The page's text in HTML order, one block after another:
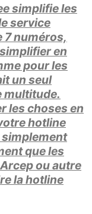
simplifie les
service
7 numéros,
en
pour les
un seul
multitude.
les choses en
hotline
que les
ou autre
la hotline